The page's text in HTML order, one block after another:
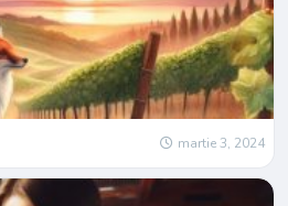
martie 3, 2024